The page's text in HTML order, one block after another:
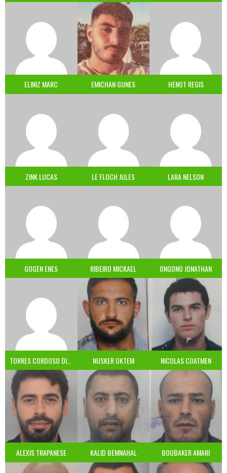
ELINIZ MARC EMICHAN GUNES HENOT REGIS
ZINK LUCAS LE FLOCH JULES LARA NELSON
GOGEN ENES RIBEIRO MICKAEL ONGONO JONATHAN
TORRES CORDOSO DIEGO NUSKER OKTEM NICOLAS COATMEN
ALEXIS TRAPANESE KALID BEMNAHAL BOUBAKER AMARI